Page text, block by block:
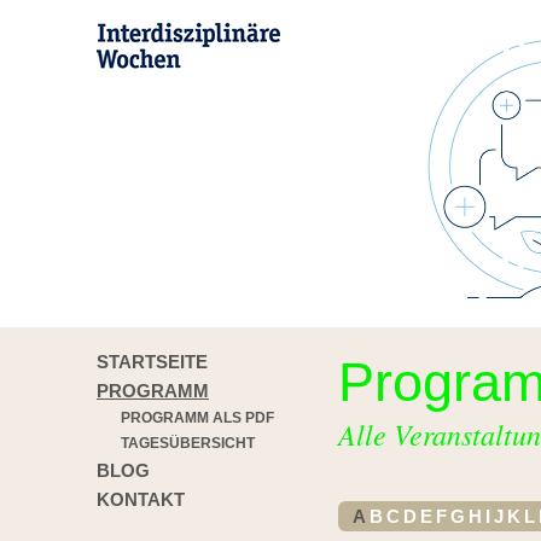
STARTSEITE
PROGRAMM
PROGRAMM ALS PDF
TAGESÜBERSICHT
BLOG
KONTAKT
Alle
A B C D E FG H I J K L